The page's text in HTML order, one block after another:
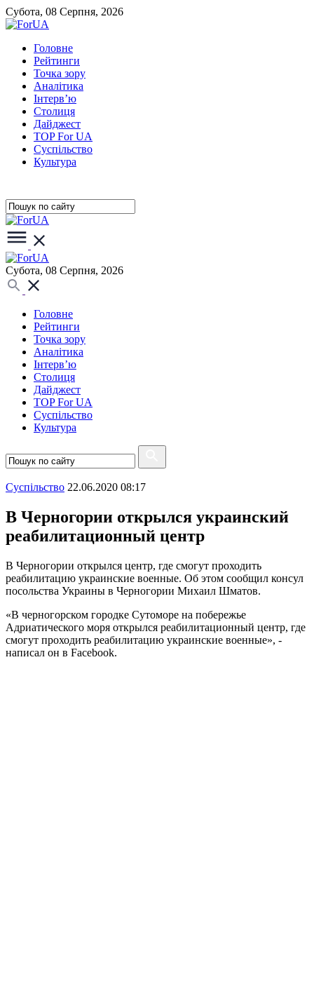
Субота, 08 Серпня, 2026
Головне
Рейтинги
Точка зору
Аналітика
Інтерв’ю
Столиця
Дайджест
TOP For UA
Суспiльство
Культура
Субота, 08 Серпня, 2026
Головне
Рейтинги
Точка зору
Аналітика
Інтерв’ю
Столиця
Дайджест
TOP For UA
Суспiльство
Культура
Суспiльство 22.06.2020 08:17
В Черногории открылся украинский
реабилитационный центр
В Черногории открылся центр, где смогут проходить
реабилитацию украинские военные. Об этом сообщил консул
посольства Украины в Черногории Михаил Шматов.
«В черногорском городке Сутоморе на побережье
Адриатического моря открылся реабилитационный центр, где
смогут проходить реабилитацию украинские военные», -
написал он в Facebook.